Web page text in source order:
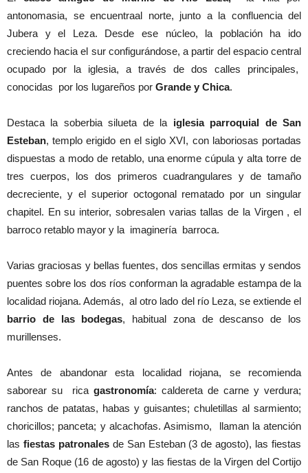
antonomasia, se encuentraal norte, junto a la confluencia del
Jubera y el Leza. Desde ese núcleo, la población ha ido
creciendo hacia el sur configurándose, a partir del espacio central
ocupado por la iglesia, a través de dos calles principales,
conocidas por los lugareños por Grande y Chica.
Destaca la soberbia silueta de la iglesia parroquial de San
Esteban, templo erigido en el siglo XVI, con laboriosas portadas
dispuestas a modo de retablo, una enorme cúpula y alta torre de
tres cuerpos, los dos primeros cuadrangulares y de tamaño
decreciente, y el superior octogonal rematado por un singular
chapitel. En su interior, sobresalen varias tallas de la Virgen , el
barroco retablo mayor y la imaginería barroca.
Varias graciosas y bellas fuentes, dos sencillas ermitas y sendos
puentes sobre los dos ríos conforman la agradable estampa de la
localidad riojana. Además, al otro lado del río Leza, se extiende el
barrio de las bodegas, habitual zona de descanso de los
murillenses.
Antes de abandonar esta localidad riojana, se recomienda
saborear su rica gastronomía: caldereta de carne y verdura;
ranchos de patatas, habas y guisantes; chuletillas al sarmiento;
choricillos; panceta; y alcachofas. Asimismo, llaman la atención
las fiestas patronalesde San Esteban (3 de agosto), las fiestas
de San Roque (16 de agosto) y las fiestas de la Virgen del Cortijo